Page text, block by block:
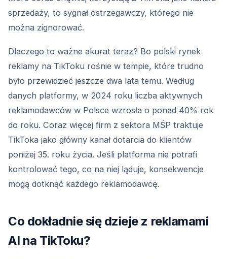
sprzedaży, to sygnał ostrzegawczy, którego nie
można zignorować.
Dlaczego to ważne akurat teraz? Bo polski rynek
reklamy na TikToku rośnie w tempie, które trudno
było przewidzieć jeszcze dwa lata temu. Według
danych platformy, w 2024 roku liczba aktywnych
reklamodawców w Polsce wzrosła o ponad 40% rok
do roku. Coraz więcej firm z sektora MŚP traktuje
TikToka jako główny kanał dotarcia do klientów
poniżej 35. roku życia. Jeśli platforma nie potrafi
kontrolować tego, co na niej ląduje, konsekwencje
mogą dotknąć każdego reklamodawcę.
Co dokładnie się dzieje z reklamami
AI na TikToku?